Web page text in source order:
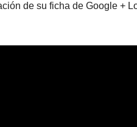
de su ficha de Google +